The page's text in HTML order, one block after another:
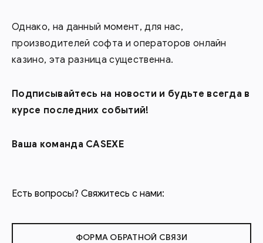
Однако, на данный момент, для нас,
производителей софта и операторов онлайн
казино, эта разница существенна.
Подписывайтесь на новости и будьте всегда в
курсе последних событий!
Ваша команда CASEXE
Есть вопросы? Свяжитесь с нами:
ФОРМА ОБРАТНОЙ СВЯЗИ